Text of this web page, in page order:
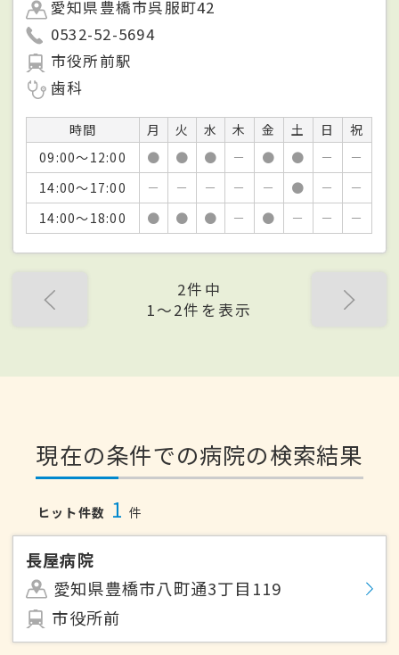
愛知県豊橋市呉服町42
0532-52-5694
市役所前駅
歯科
時間 月 火 水 木 金 土 日
祝
09:00～12:00
● ● ● － ● ● －
－
14:00～17:00
－ － － － － ● －
－
14:00～18:00
● ● ● － ● － － －
2件中
1〜2件を表示
現在の条件での病院の検索結果
ヒット件数 1 件
長屋病院
愛知県豊橋市八町通3丁目119
市役所前